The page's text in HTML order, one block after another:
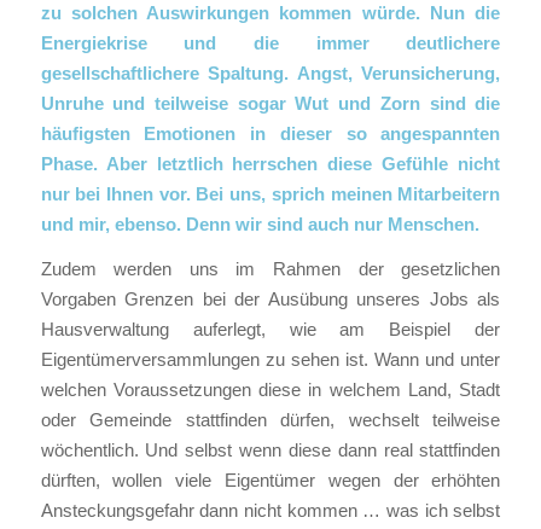
zu solchen Auswirkungen kommen würde. Nun die
Energiekrise und die immer deutlichere
gesellschaftlichere Spaltung. Angst, Verunsicherung,
Unruhe und teilweise sogar Wut und Zorn sind die
häufigsten Emotionen in dieser so angespannten
Phase. Aber letztlich herrschen diese Gefühle nicht
nur bei Ihnen vor. Bei uns, sprich meinen Mitarbeitern
und mir, ebenso. Denn wir sind auch nur Menschen.
Zudem werden uns im Rahmen der gesetzlichen
Vorgaben Grenzen bei der Ausübung unseres Jobs als
Hausverwaltung auferlegt, wie am Beispiel der
Eigentümerversammlungen zu sehen ist. Wann und unter
welchen Voraussetzungen diese in welchem Land, Stadt
oder Gemeinde stattfinden dürfen, wechselt teilweise
wöchentlich. Und selbst wenn diese dann real stattfinden
dürften, wollen viele Eigentümer wegen der erhöhten
Ansteckungsgefahr dann nicht kommen … was ich selbst